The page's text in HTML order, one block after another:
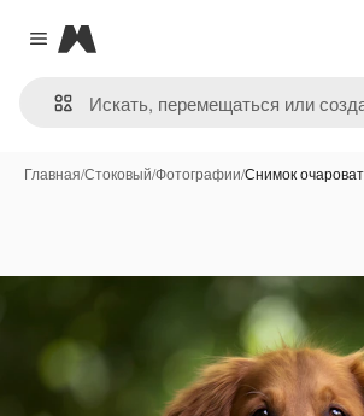
Close menu
Magnific
Главная/Стоковый/Фотографии/Снимок